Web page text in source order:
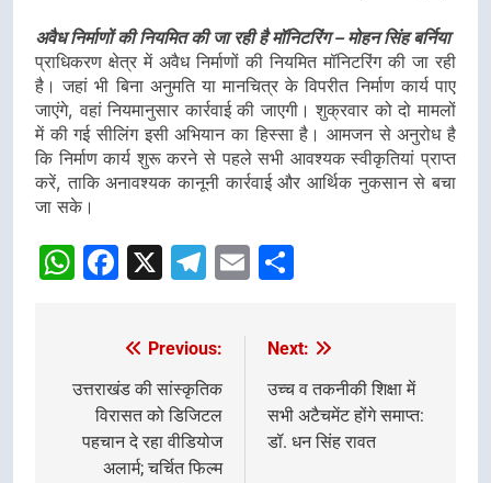
अवैध निर्माणों की नियमित की जा रही है मॉनिटरिंग – मोहन सिंह बर्निया
प्राधिकरण क्षेत्र में अवैध निर्माणों की नियमित मॉनिटरिंग की जा रही
है। जहां भी बिना अनुमति या मानचित्र के विपरीत निर्माण कार्य पाए
जाएंगे, वहां नियमानुसार कार्रवाई की जाएगी। शुक्रवार को दो मामलों
में की गई सीलिंग इसी अभियान का हिस्सा है। आमजन से अनुरोध है
कि निर्माण कार्य शुरू करने से पहले सभी आवश्यक स्वीकृतियां प्राप्त
करें, ताकि अनावश्यक कानूनी कार्रवाई और आर्थिक नुकसान से बचा
जा सके।
WhatsApp
Facebook
X Telegram
Email
navigation
Previous:
उत्तराखंड की सांस्कृतिक
विरासत को डिजिटल
पहचान दे रहा वीडियोज
अलार्म; चर्चित फिल्म
Next:
उच्च व तकनीकी शिक्षा में
सभी अटैचमेंट होंगे समाप्त:
डॉ. धन सिंह रावत